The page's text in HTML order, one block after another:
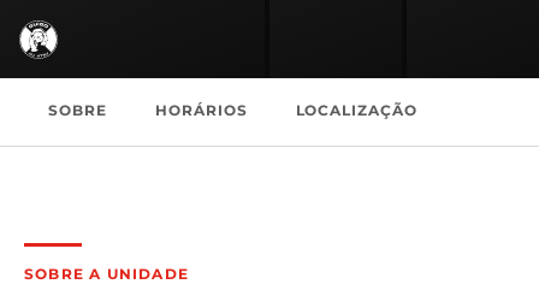
SOBRE HORÁRIOS LOCALIZAÇÃO
SOBRE A UNIDADE